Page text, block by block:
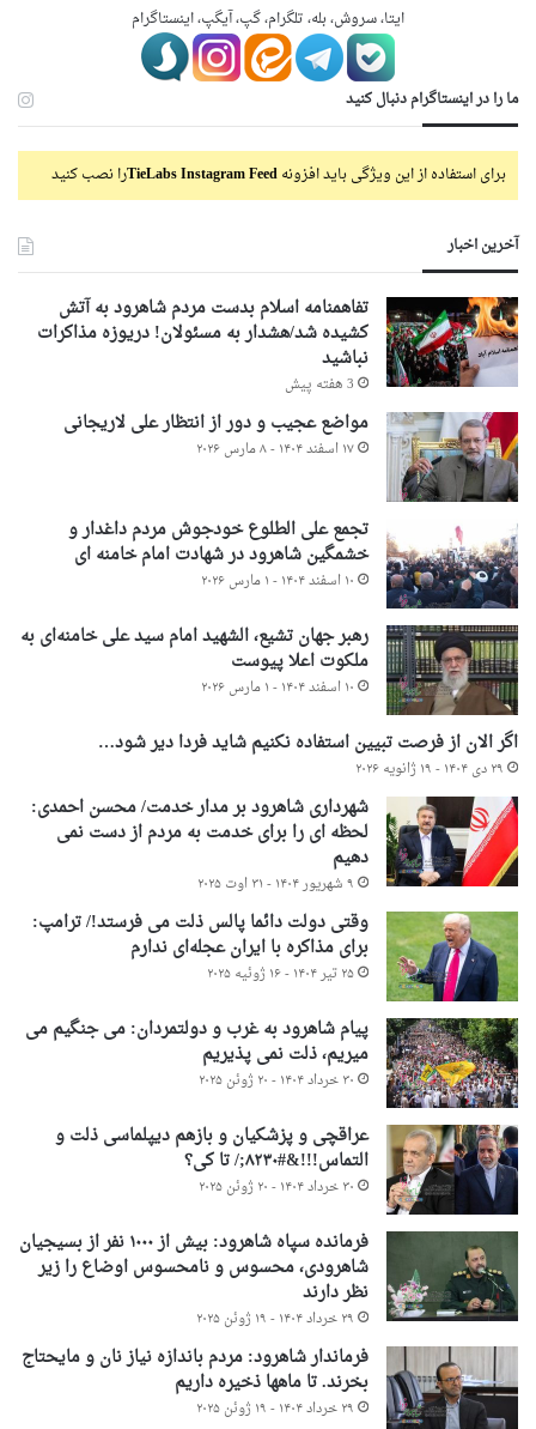
ایتا، سروش، بله، تلگرام، گپ، آیگپ، اینستاگرام
ما را در اینستاگرام دنبال کنید
برای استفاده از این ویژگی باید افزونهTieLabs Instagram Feedرا نصب کنید
آخرین اخبار
تفاهمنامه اسلام بدست مردم شاهرود به آتش
کشیده شد/هشدار به مسئولان! دریوزه مذاکرات
نباشید
3 هفته پیش
مواضع عجیب و دور از انتظار علی لاریجانی
۱۷ اسفند ۱۴۰۴ - ۸ مارس ۲۰۲۶
تجمع علی الطلوع خودجوش مردم داغدار و
خشمگین شاهرود در شهادت امام خامنه ای
۱۰ اسفند ۱۴۰۴ - ۱ مارس ۲۰۲۶
رهبر جهان تشیع، الشهید امام سید علی خامنه‌ای به
ملکوت اعلا پیوست
۱۰ اسفند ۱۴۰۴ - ۱ مارس ۲۰۲۶
اگر الان از فرصت تبیین استفاده نکنیم شاید فردا دیر شود…
۲۹ دی ۱۴۰۴ - ۱۹ ژانویه ۲۰۲۶
شهرداری شاهرود بر مدار خدمت/ محسن احمدی:
لحظه ای را برای خدمت به مردم از دست نمی
دهیم
۹ شهریور ۱۴۰۴ - ۳۱ اوت ۲۰۲۵
وقتی دولت دائما پالس ذلت می فرستد!/ ترامپ:
برای مذاکره با ایران عجله‌ای ندارم
۲۵ تیر ۱۴۰۴ - ۱۶ ژوئیه ۲۰۲۵
پیام شاهرود به غرب و دولتمردان: می جنگیم می
میریم، ذلت نمی پذیریم
۳۰ خرداد ۱۴۰۴ - ۲۰ ژوئن ۲۰۲۵
عراقچی و پزشکیان و بازهم دیپلماسی ذلت و
التماس!!!&#۸۲۳۰;/ تا کی؟
۳۰ خرداد ۱۴۰۴ - ۲۰ ژوئن ۲۰۲۵
فرمانده سپاه شاهرود: بیش از ۱۰۰۰ نفر از بسیجیان
شاهرودی، محسوس و نامحسوس اوضاع را زیر
نظر دارند
۲۹ خرداد ۱۴۰۴ - ۱۹ ژوئن ۲۰۲۵
فرماندار شاهرود: مردم باندازه نیاز نان و مایحتاج
بخرند. تا ماهها ذخیره داریم
۲۹ خرداد ۱۴۰۴ - ۱۹ ژوئن ۲۰۲۵